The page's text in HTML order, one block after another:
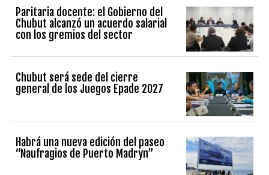
Paritaria docente: el Gobierno del
Chubut alcanzó un acuerdo salarial
con los gremios del sector
Chubut será sede del cierre
general de los Juegos Epade 2027
Habrá una nueva edición del paseo
“Naufragios de Puerto Madryn”